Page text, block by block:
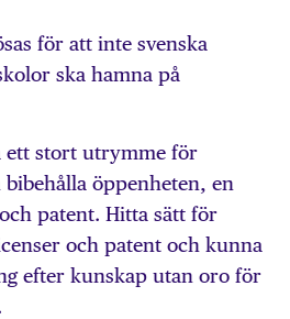
för att inte svenska
ska hamna på
ett stort utrymme för
öppenheten, en
patent. Hitta sätt för
och patent och kunna
efter kunskap utan oro för